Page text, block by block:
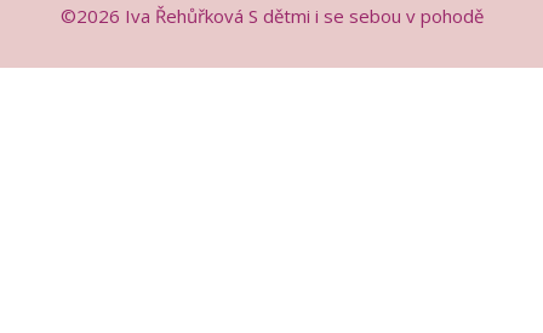
©2026 Iva Řehůřková S dětmi i se sebou v pohodě